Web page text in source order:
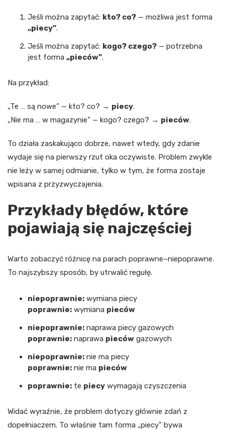
Jeśli można zapytać: kto? co? — możliwa jest forma
„piecy”.
Jeśli można zapytać: kogo? czego? — potrzebna
jest forma „pieców”.
Na przykład:
„Te … są nowe” — kto? co? → piecy.
„Nie ma … w magazynie” — kogo? czego? → pieców.
To działa zaskakująco dobrze, nawet wtedy, gdy zdanie
wydaje się na pierwszy rzut oka oczywiste. Problem zwykle
nie leży w samej odmianie, tylko w tym, że forma zostaje
wpisana z przyzwyczajenia.
Przykłady błędów, które
pojawiają się najczęściej
Warto zobaczyć różnicę na parach poprawne–niepoprawne.
To najszybszy sposób, by utrwalić regułę.
niepoprawnie: wymiana piecy
poprawnie: wymiana pieców
niepoprawnie: naprawa piecy gazowych
poprawnie: naprawa pieców gazowych
niepoprawnie: nie ma piecy
poprawnie: nie ma pieców
poprawnie: te piecy wymagają czyszczenia
Widać wyraźnie, że problem dotyczy głównie zdań z
dopełniaczem. To właśnie tam forma „piecy” bywa